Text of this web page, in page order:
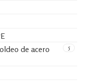
5
de acero